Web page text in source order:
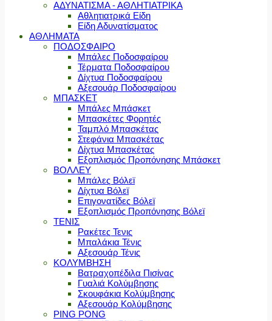
ΑΔΥΝΑΤΙΣΜΑ - ΑΘΛΗΤΙΑΤΡΙΚΑ
Αθλητιατρικά Είδη
Είδη Αδυνατίσματος
ΑΘΛΗΜΑΤΑ
ΠΟΔΟΣΦΑΙΡΟ
Μπάλες Ποδοσφαίρου
Τέρματα Ποδοσφαίρου
Δίχτυα Ποδοσφαίρου
Αξεσουάρ Ποδοσφαίρου
ΜΠΑΣΚΕΤ
Μπάλες Μπάσκετ
Μπασκέτες Φορητές
Ταμπλό Μπασκέτας
Στεφάνια Μπασκέτας
Δίχτυα Μπασκέτας
Εξοπλισμός Προπόνησης Μπάσκετ
ΒΟΛΛΕΥ
Μπάλες Βόλεϊ
Δίχτυα Βόλεϊ
Επιγονατίδες Βόλεϊ
Εξοπλισμός Προπόνησης Βόλεϊ
ΤΕΝΙΣ
Ρακέτες Τενις
Μπαλάκια Τένις
Αξεσουάρ Τένις
ΚΟΛΥΜΒΗΣΗ
Βατραχοπέδιλα Πισίνας
Γυαλιά Κολύμβησης
Σκουφάκια Κολύμβησης
Αξεσουάρ Κολύμβησης
PING PONG